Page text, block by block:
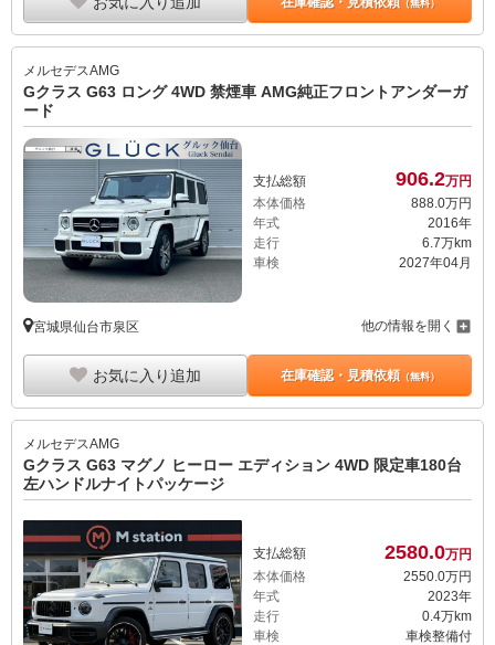
（無料）
メルセデスAMG
Gクラス G63 ロング 4WD 禁煙車 AMG純正フロントアンダーガ
ード
支払総額 906.2万円
本体価格
888.0万円
年式
2016年
走行
6.7万km
車検
2027年04月
宮城県仙台市泉区 他の情報を開く
お気に入り追加 在庫確認・見積依頼（無料）
メルセデスAMG
Gクラス G63 マグノ ヒーロー エディション 4WD 限定車180台
左ハンドルナイトパッケージ
支払総額 2580.0万円
本体価格
2550. 0万円
年式
2023年
走行
0.4万km
車検
車検整備付